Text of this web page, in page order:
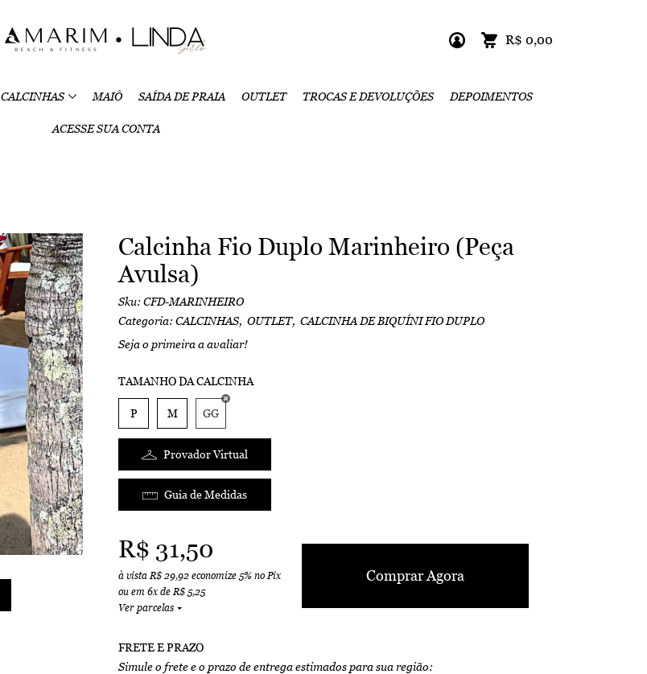
R$ 0,00
CALCINHAS MAIÔ SAÍDA DE PRAIA OUTLET TROCAS E DEVOLUÇÕES DEPOIMENTOS
ACESSE SUA CONTA
Calcinha Fio Duplo Marinheiro (Peça
Avulsa)
Sku: CFD-MARINHEIRO
Categoria: CALCINHAS OUTLET
CALCINHA DE BIQUÍNI FIO DUPLO
Seja o primeira a avaliar!
TAMANHO DA CALCINHA
P M GG
Provador Virtual
Guia de Medidas
R$ 31,50
à vistaR$ 29,92 economize 5% no Pix
ou em 6xdeR$ 5,25
Ver parcelas
Comprar Agora
FRETE E PRAZO
Simule o frete e o prazo de entrega estimados para sua região: